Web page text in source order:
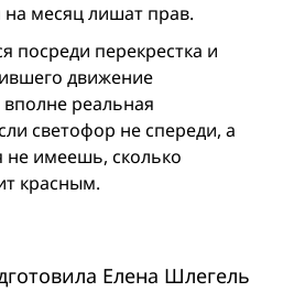
на месяц лишат прав.
посреди перекресткa и
движение
реальная
светофор не спереди, а
не имеешь, сколько
красным.
Елена Шлегель